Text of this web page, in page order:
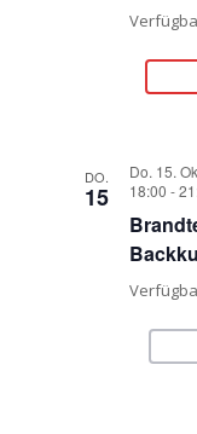
DO.
15
Do. 15.
18:00 -